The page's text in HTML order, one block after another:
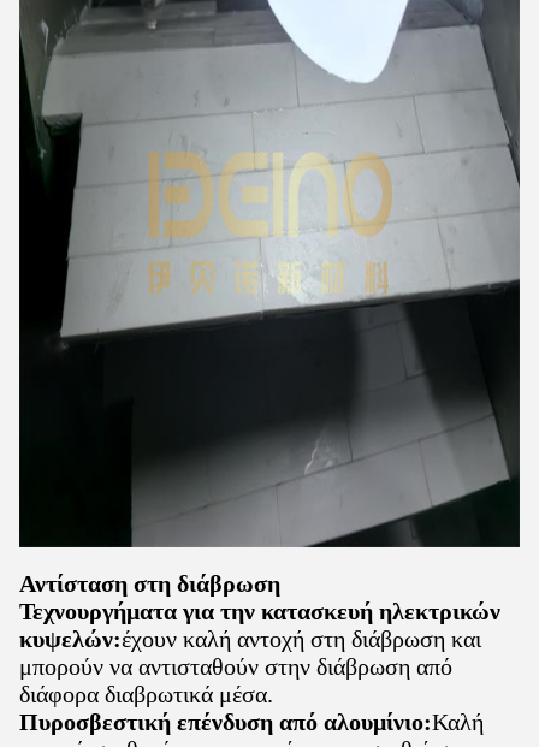
Αντίσταση στη διάβρωση
Τεχνουργήματα για την κατασκευή ηλεκτρικών
κυψελών:έχουν καλή αντοχή στη διάβρωση και
μπορούν να αντισταθούν στην διάβρωση από
διάφορα διαβρωτικά μέσα.
Πυροσβεστική επένδυση από αλουμίνιο:Καλή